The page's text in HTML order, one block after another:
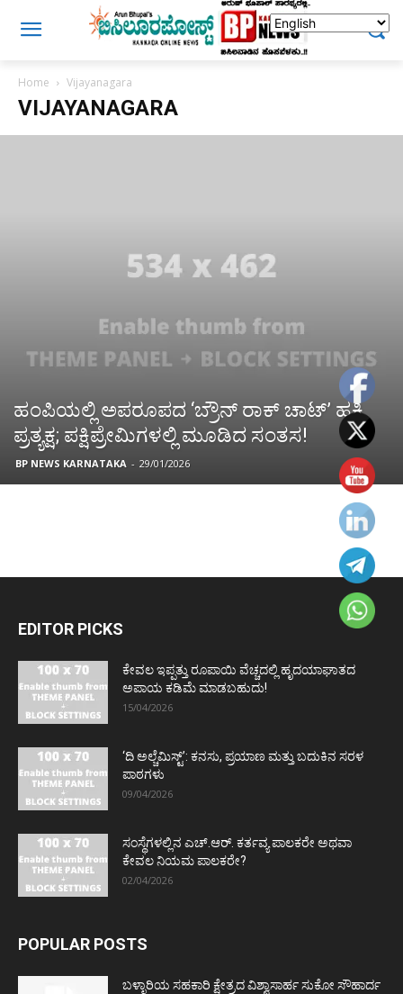
Home Vijayanagara
VIJAYANAGARA
ಹಂಪಿಯಲ್ಲಿ ಅಪರೂಪದ ‘ಬ್ರೌನ್ ರಾಕ್ ಚಾಟ್’ ಹಕ್ಕಿ
ಪ್ರತ್ಯಕ್ಷ; ಪಕ್ಷಿಪ್ರೇಮಿಗಳಲ್ಲಿ ಮೂಡಿದ ಸಂತಸ!
BP NEWS KARNATAKA - 29/01/2026
EDITOR PICKS
ಕೇವಲ ಇಪ್ಪತ್ತು ರೂಪಾಯಿ ವೆಚ್ಚದಲ್ಲಿ ಹೃದಯಾಘಾತದ
ಅಪಾಯ ಕಡಿಮೆ ಮಾಡಬಹುದು!
15/04/2026
‘ದಿ ಅಲ್ಚೆಮಿಸ್ಟ್’: ಕನಸು, ಪ್ರಯಾಣ ಮತ್ತು ಬದುಕಿನ ಸರಳ
ಪಾಠಗಳು
09/04/2026
ಸಂಸ್ಥೆಗಳಲ್ಲಿನ ಎಚ್.ಆರ್. ಕರ್ತವ್ಯ ಪಾಲಕರೇ ಅಥವಾ
ಕೇವಲ ನಿಯಮ ಪಾಲಕರೇ?
02/04/2026
POPULAR POSTS
ಬಳ್ಳಾರಿಯ ಸಹಕಾರಿ ಕ್ಷೇತ್ರದ ವಿಶ್ವಾಸಾರ್ಹ ಸುಕೋ ಸೌಹಾರ್ದ